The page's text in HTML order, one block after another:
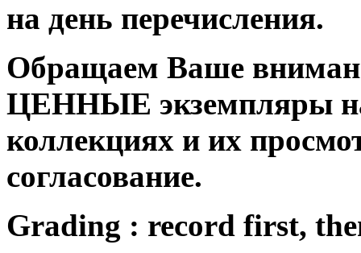
на день перечисления.
Обращаем Ваше
ЦЕННЫЕ экземпляры
коллекциях и их
согласование.
Grading : record first,